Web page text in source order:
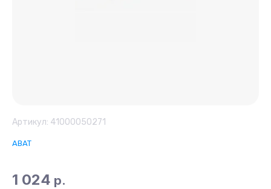
Артикул: 41000050271
ABAT
1 024 р.